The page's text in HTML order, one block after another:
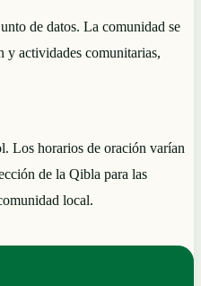
de datos. La comunidad se
y actividades comunitarias,
Los horarios de oración varían
de la Qibla para las
local.